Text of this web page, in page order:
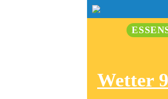
Wetter